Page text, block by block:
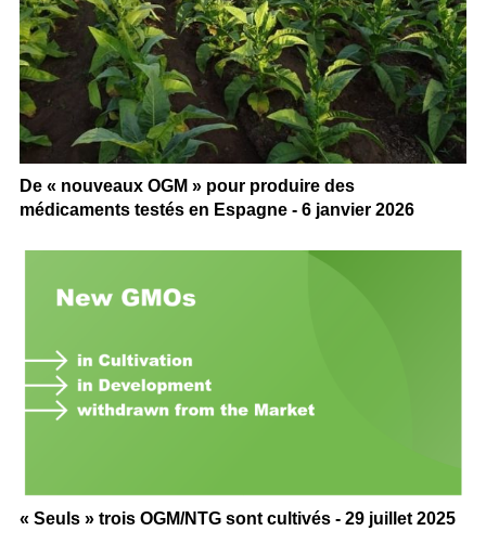
De « nouveaux OGM » pour produire des
médicaments testés en Espagne - 6 janvier 2026
« Seuls » trois OGM/NTG sont cultivés - 29 juillet 2025